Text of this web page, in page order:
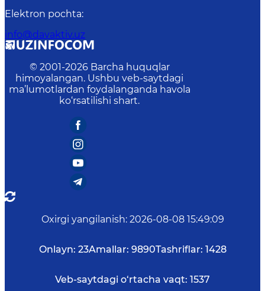
Elektron pochta:
info@davaktiv.uz
© 2001-2026 Barcha huquqlar
himoyalangan. Ushbu veb-saytdagi
ma’lumotlardan foydalanganda havola
ko‘rsatilishi shart.
Oxirgi yangilanish: 2026-08-08 15:49:09
Onlayn: 23Amallar: 9890Tashriflar: 1428
Veb-saytdagi o‘rtacha vaqt: 1537